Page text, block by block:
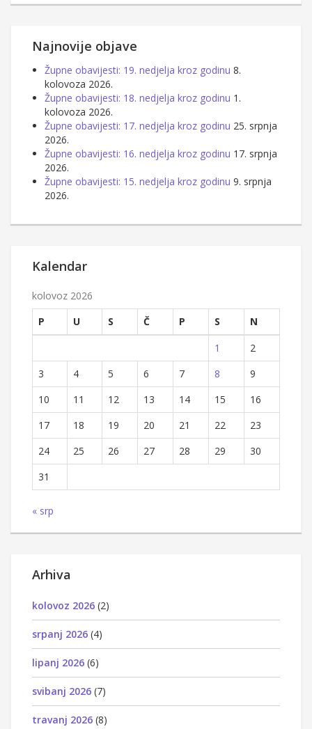
Najnovije objave
Župne obavijesti: 19. nedjelja kroz godinu 8.
kolovoza 2026.
Župne obavijesti: 18. nedjelja kroz godinu 1.
kolovoza 2026.
Župne obavijesti: 17. nedjelja kroz godinu 25. srpnja
2026.
Župne obavijesti: 16. nedjelja kroz godinu 17. srpnja
2026.
Župne obavijesti: 15. nedjelja kroz godinu 9. srpnja
2026.
Kalendar
kolovoz 2026
P
U S Č P S
N
1
2
3
4 5 6 7 8
9
10
11 12 13 14 15
16
17
18 19 20 21 22
23
24
25 26 27 28 29
30
31
« srp
Arhiva
kolovoz 2026 (2)
srpanj 2026 (4)
lipanj 2026 (6)
svibanj 2026 (7)
travanj 2026 (8)